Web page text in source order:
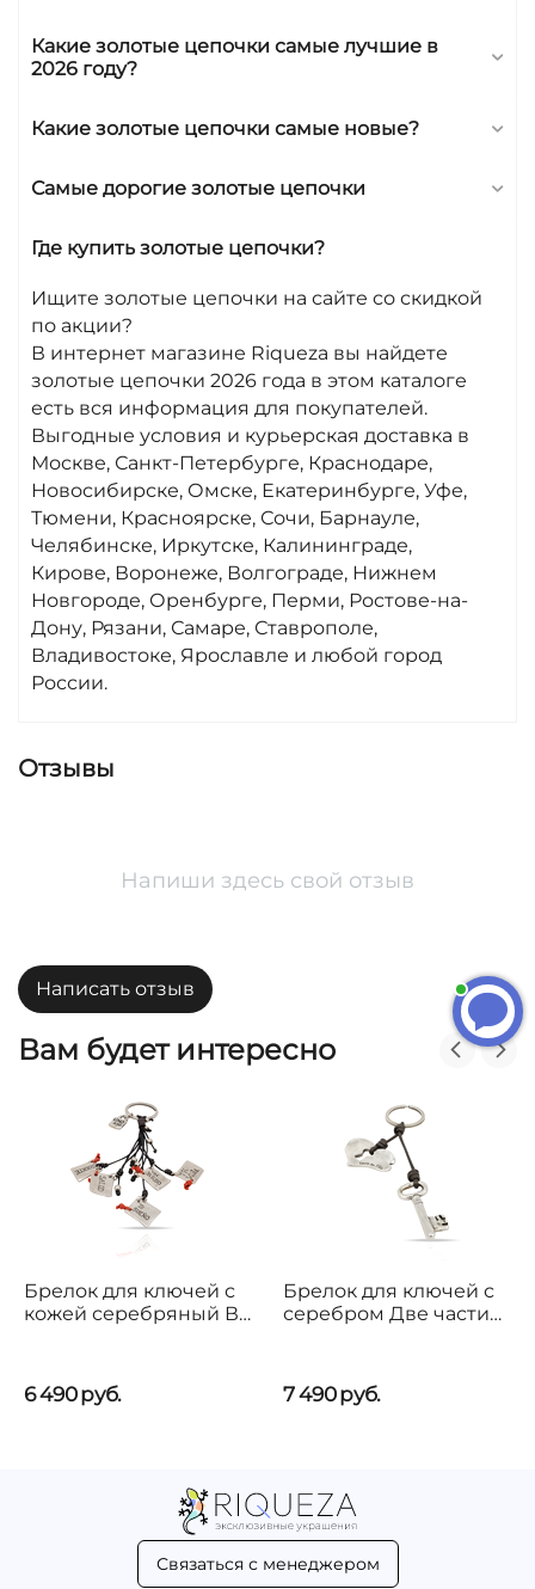
Какие золотые цепочки самые лучшие в
2026 году?
Какие золотые цепочки самые новые?
Самые дорогие золотые цепочки
Где купить золотые цепочки?
Ищите золотые цепочки на сайте со скидкой
по акции?
В интернет магазине Riqueza вы найдете
золотые цепочки 2026 года в этом каталоге
есть вся информация для покупателей.
Выгодные условия и курьерская доставка в
Москве, Санкт-Петербурге, Краснодаре,
Новосибирске, Омске, Екатеринбурге, Уфе,
Тюмени, Красноярске, Сочи, Барнауле,
Челябинске, Иркутске, Калининграде,
Кирове, Воронеже, Волгограде, Нижнем
Новгороде, Оренбурге, Перми, Ростове-на-
Дону, Рязани, Самаре, Ставрополе,
Владивостоке, Ярославле и любой город
России.
Отзывы
Напиши здесь свой отзыв
Написать отзыв
Вам будет интересно
Брелок для ключей с
кожей серебряный В
6 490руб.
Брелок для ключей с
серебром Две части
7 490руб.
Связаться с менеджером